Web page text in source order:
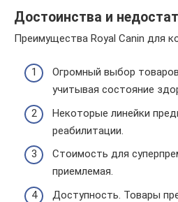
Достоинства и
Преимущества Royal Canin для
Огромный выбор
учитывая состояние
Некоторые линейки
реабилитации.
Стоимость для
приемлемая.
Доступность. Товары